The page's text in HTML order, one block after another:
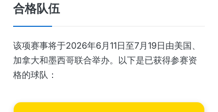
合格队伍
该项赛事将于2026年6月11日至7月19日由美国、
加拿大和墨西哥联合举办。以下是已获得参赛资
格的球队：